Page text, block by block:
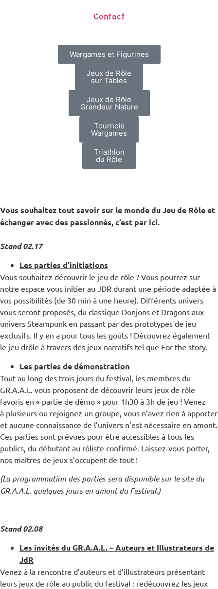
Contact
Wargames et Figurines
Jeux de Rôle
sur Tables
Jeux de Rôle
Grandeur Nature
Tournois
Wargames
Triathlon
du Rôle
Vous souhaitez tout savoir sur le monde du Jeu de Rôle et
échanger avec des passionnés, c’est par ici.
Stand 02.17
Les parties d’initiations
Vous souhaitez découvrir le jeu de rôle ? Vous pourrez sur
notre espace vous initier au JDR durant une période adaptée à
vos possibilités (de 30 min à une heure). Différents univers
vous seront proposés, du classique Donjons et Dragons aux
univers Steampunk en passant par des prototypes de jeu
exclusifs. Il y en a pour tous les goûts ! Découvrez également
le jeu drôle à travers des jeux narratifs tel que For the story.
Les parties de démonstration
Tout au long des trois jours du festival, les membres du
GR.A.A.L. vous proposent de découvrir leurs jeux de rôle
favoris en « partie de démo » pour 1h30 à 3h de jeu ! Venez
à plusieurs ou rejoignez un groupe, vous n’avez rien à apporter
et aucune connaissance de l’univers n’est nécessaire en amont.
Ces parties sont prévues pour être accessibles à tous les
publics, du débutant au rôliste confirmé. Laissez-vous porter,
nos maîtres de jeux s’occupent de tout !
(La programmation des parties sera disponible sur le site du
GR.A.A.L. quelques jours en amont du Festival.)
Stand 02.08
Les invités du GR.A.A.L. – Auteurs et Illustrateurs de
JdR
Venez à la rencontre d’auteurs et d’illustrateurs présentant
leurs jeux de rôle au public du festival : redécouvrez les jeux